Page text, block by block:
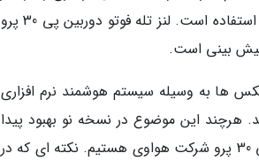
داشته باشید که سیستم عکاسی در نور کم و تاریکی تنها در فواصل نزدیک قابل استفاده است. لنز تله فوتو دوربین پی 30 پرو
پیش بینی است.
ها به وسیله سیستم هوشمند نرم افزاری
این موضوع در نسخه نو بهبود پیدا
نموده، اما بازهم تا حدود زیادی شاهد پردازش بیش از حد تصاویر در گوشی پی 30 پرو شرکت هواوی هستیم. نکته ای که در